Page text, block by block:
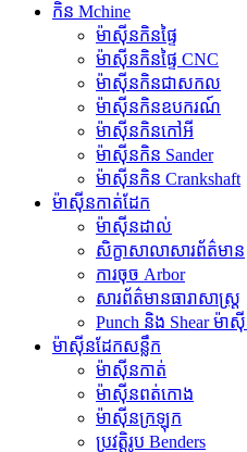
កិន Mchine
ម៉ាស៊ីនកិនផ្ទៃ
ម៉ាស៊ីនកិនផ្ទៃ CNC
ម៉ាស៊ីនកិនជាសកល
ម៉ាស៊ីនកិនឧបករណ៍
ម៉ាស៊ីនកិនកៅអី
ម៉ាស៊ីនកិន Sander
ម៉ាស៊ីនកិន Crankshaft
ម៉ាស៊ីនកាត់ដែក
ម៉ាស៊ីនដាល់
សិក្ខាសាលាសារព័ត៌មាន
ការចុច Arbor
សារព័ត៌មានធារាសាស្ត្រ
Punch និង Shear ម៉ា
ម៉ាស៊ីនដែកសន្លឹក
ម៉ាស៊ីនកាត់
ម៉ាស៊ីនពត់កោង
ម៉ាស៊ីនក្រឡុក
ប្រវត្តិរូប Benders